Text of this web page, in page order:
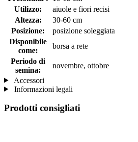
Utilizzo:
aiuole e fiori recisi
Altezza:
30-60 cm
Posizione:
posizione soleggiata
Disponibile
come:
borsa a rete
Periodo di
semina:
novembre, ottobre
Accessori
Informazioni legali
Prodotti consigliati